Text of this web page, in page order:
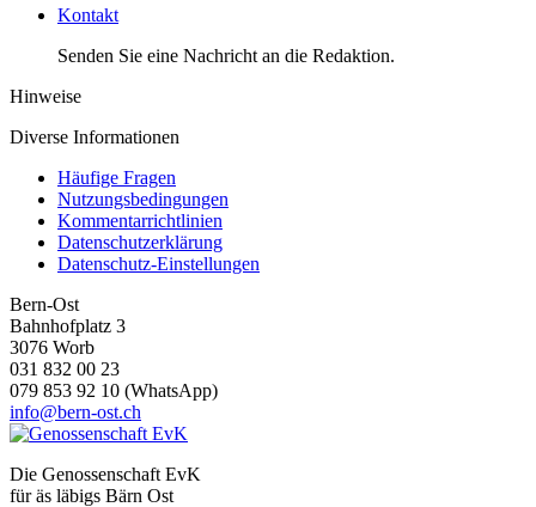
Kontakt
Senden Sie eine Nachricht an die Redaktion.
Hinweise
Diverse Informationen
Häufige Fragen
Nutzungsbedingungen
Kommentarrichtlinien
Datenschutzerklärung
Datenschutz-Einstellungen
Bern-Ost
Bahnhofplatz 3
3076 Worb
031 832 00 23
079 853 92 10 (WhatsApp)
info@bern-ost.ch
Die Genossenschaft EvK
für äs läbigs Bärn Ost